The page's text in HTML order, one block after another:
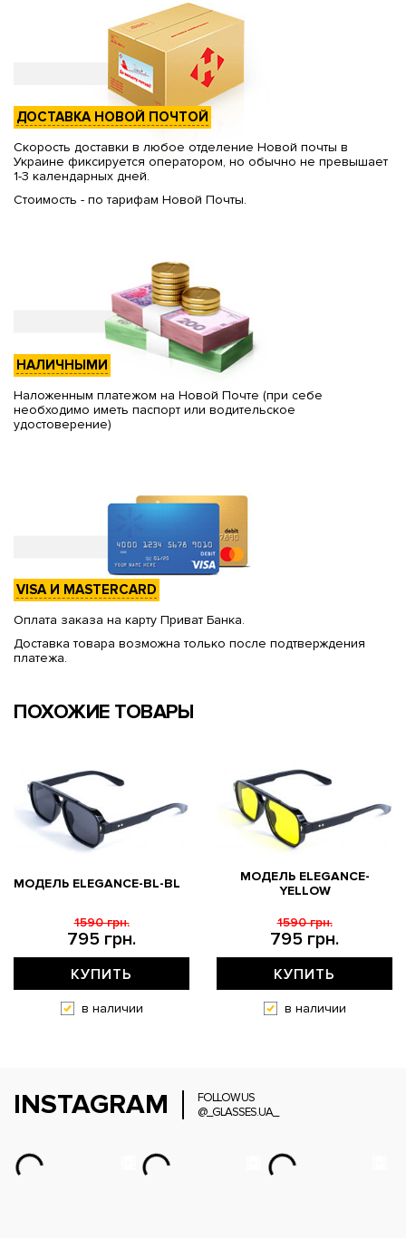
ДОСТАВКА НОВОЙ ПОЧТОЙ
Скорость доставки в любое отделение Новой почты в
Украине фиксируется оператором, но обычно не превышает
1-3 календарных дней.
Стоимость - по тарифам Новой Почты.
НАЛИЧНЫМИ
Наложенным платежом на Новой Почте (при себе
необходимо иметь паспорт или водительское
удостоверение)
VISA И MASTERCARD
Оплата заказа на карту Приват Банка.
Доставка товара возможна только после подтверждения
платежа.
ПОХОЖИЕ ТОВАРЫ
МОДЕЛЬ ELEGANCE-BL-BL
795 грн.
1590 грн.
КУПИТЬ
в наличии
МОДЕЛЬ ELEGANCE-
YELLOW
795 грн.
1590 грн.
КУПИТЬ
в наличии
INSTAGRAM
FOLLOW US
@_GLASSES.UA_